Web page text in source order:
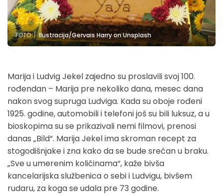
FOTO Ilustracija/Gervais Harry on Unsplash
Marija i Ludvig Jekel zajedno su proslavili svoj 100.
rođendan – Marija pre nekoliko dana, mesec dana
nakon svog supruga Ludviga. Kada su oboje rođeni
1925. godine, automobili i telefoni još su bili luksuz, a u
bioskopima su se prikazivali nemi filmovi, prenosi
danas „Bild“. Marija Jekel ima skroman recept za
stogodišnjake i zna kako da se bude srećan u braku.
„Sve u umerenim količinama“, kaže bivša
kancelarijska službenica o sebi i Ludvigu, bivšem
rudaru, za koga se udala pre 73 godine.